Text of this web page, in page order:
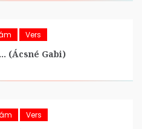
Vers
(Ácsné Gabi)
Vers